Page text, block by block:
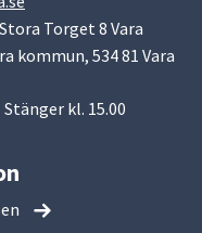
Torget 8 Vara
kommun, 534 81 Vara
Stänger kl. 15.00